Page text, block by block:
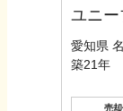
ユニー
愛知県
築21年
売